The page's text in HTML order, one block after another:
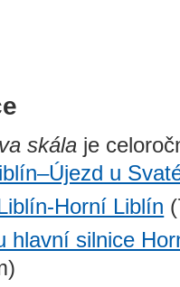
skála je
u
Horní Liblín
hlavní silnice